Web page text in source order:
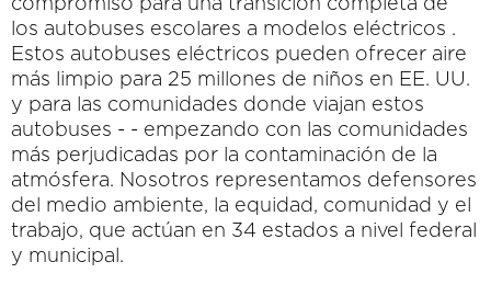
compromiso para una transición completa de
los autobuses escolares a modelos eléctricos .
Estos autobuses eléctricos pueden ofrecer aire
más limpio para 25 millones de niños en EE. UU.
y para las comunidades donde viajan estos
autobuses - - empezando con las comunidades
más perjudicadas por la contaminación de la
atmósfera. Nosotros representamos defensores
del medio ambiente, la equidad, comunidad y el
trabajo, que actúan en 34 estados a nivel federal
y municipal.